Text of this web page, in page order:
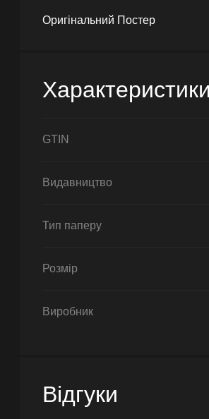
Оригінальний Постер
GTIN
Видавництво
Тип паперу
Розмір
Виробник
Відгуки